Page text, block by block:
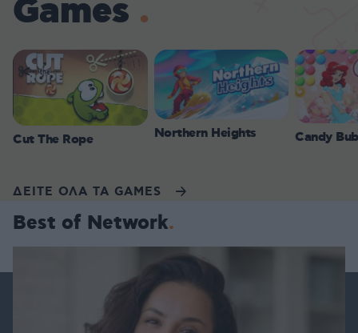
Games
Cut The Rope Northern Heights Candy
ΔΕΙΤΕ ΟΛΑ ΤΑ GAMES
Best of Network